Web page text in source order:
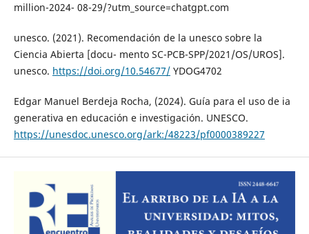
million-2024- 08-29/?utm_source=chatgpt.com
unesco. (2021). Recomendación de la unesco sobre la
Ciencia Abierta [docu- mento SC-PCB-SPP/2021/OS/UROS].
unesco. https://doi.org/10.54677/YDOG4702
Edgar Manuel Berdeja Rocha, (2024). Guía para el uso de ia
generativa en educación e investigación. UNESCO.
https://unesdoc.unesco.org/ark:/48223/pf0000389227